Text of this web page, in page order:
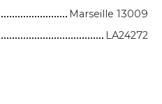
Marseille 13009
LA24272